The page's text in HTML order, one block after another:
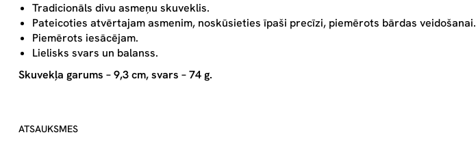
Tradicionāls divu asmeņu skuveklis.
Pateicoties atvērtajam asmenim, noskūsieties īpaši precīzi, piemērots bārdas veidošanai.
Piemērots iesācējam.
Lielisks svars un balanss.
Skuvekļa garums – 9,3 cm, svars – 74 g.
ATSAUKSMES